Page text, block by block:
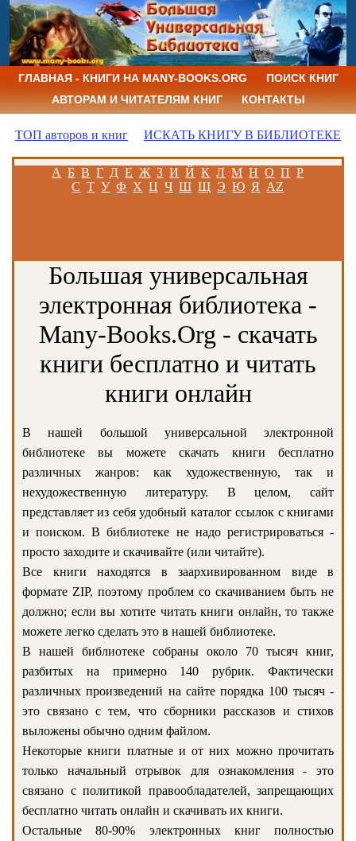
ГЛАВНАЯ - КНИГИ НА MANY-BOOKS.ORG
ПОИСК КНИГ
АВТОРАМ И ЧИТАТЕЛЯМ КНИГ
КОНТАКТЫ
ТОП авторов и книг ИСКАТЬ КНИГУ В БИБЛИОТЕКЕ
А Б В Г Д Е Ж З И Й К Л М Н О П Р
С Т У Ф Х Ц Ч Ш Щ Э Ю Я AZ
Большая универсальная
электронная библиотека -
Many-Books.Org - скачать
книги бесплатно и читать
книги онлайн
В нашей большой универсальной электронной
библиотеке вы можете скачать книги бесплатно
различных жанров: как художественную, так и
нехудожественную литературу. В целом, сайт
представляет из себя удобный каталог ссылок с книгами
и поиском. В библиотеке не надо регистрироваться -
просто заходите и скачивайте (или читайте).
Все книги находятся в заархивированном виде в
формате ZIP, поэтому проблем со скачиванием быть не
должно; если вы хотите читать книги онлайн, то также
можете легко сделать это в нашей библиотеке.
В нашей библиотеке собраны около 70 тысяч книг,
разбитых на примерно 140 рубрик. Фактически
различных произведений на сайте порядка 100 тысяч -
это связано с тем, что сборники рассказов и стихов
выложены обычно одним файлом.
Некоторые книги платные и от них можно прочитать
только начальный отрывок для ознакомления - это
связано с политикой правообладателей, запрещающих
бесплатно читать онлайн и скачивать их книги.
Остальные 80-90% электронных книг полностью